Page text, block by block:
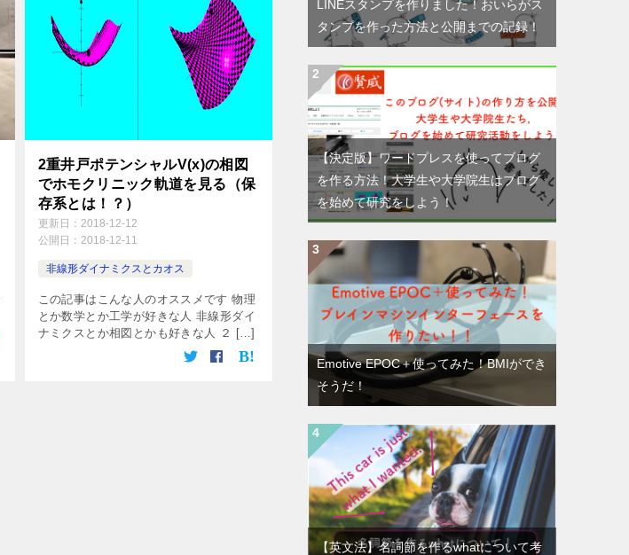
2重井戸ポテンシャルV(x)の相図
でホモクリニック軌道を見る（保
存系とは！？）
更新日： 2018-12-12
公開日： 2018-12-11
非線形ダイナミクスとカオス
この記事はこんな人のオススメです 物理
とか数学とか工学が好きな人 非線形ダイ
ナミクスとか相図とかも好きな人 ２ […]
LINEスタンプを作りました！おいらがス
タンプを作った方法と公開までの記録！
【決定版】ワードプレスを使ってブログ
を作る方法！大学生や大学院生はブログ
を始めて研究をしよう！
Emotive EPOC＋使ってみた！BMIができ
そうだ！
【英文法】名詞節を作るwhatについて考